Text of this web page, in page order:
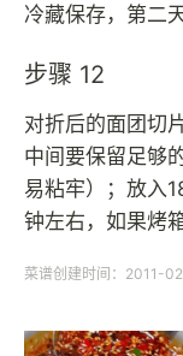
冷藏保存，第二
步骤 12
对折后的面团切
中间要保留足够
易粘牢）；放入
钟左右，如果烤
菜谱创建时间：2011-